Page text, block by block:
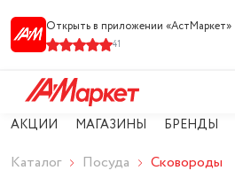
Открыть в приложении «АстМарке‪т‬»
41
АКЦИИ МАГАЗИНЫ БРЕНДЫ
Каталог Посуда Сковороды